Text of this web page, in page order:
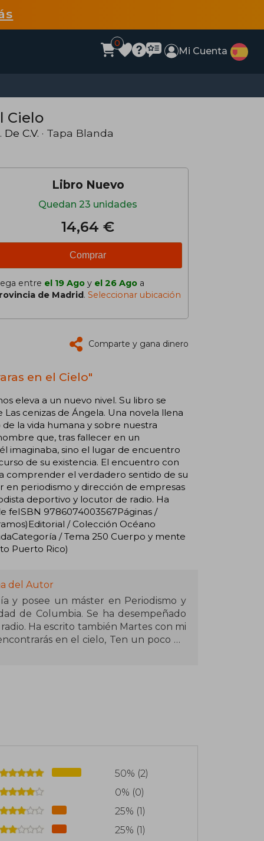
0
Mi Cuenta
Cielo
C.V. · Tapa Blanda
Libro Nuevo
Quedan 23 unidades
14,64 €
Comprar
entre el 19 Ago y el 26 Ago a
de Madrid. Seleccionar ubicación
Comparte y gana dinero
en el Cielo"
eleva a un nuevo nivel. Su libro se
cenizas de Ángela. Una novela llena
la vida humana y sobre nuestra
que, tras fallecer en un
imaginaba, sino el lugar de encuentro
de su existencia. El encuentro con
comprender el verdadero sentido de su
en periodismo y dirección de empresas
deportivo y locutor de radio. Ha
feISBN 9786074003567Páginas /
/ Colección Océano
/ Tema 250 Cuerpo y mente
Puerto Rico)
del Autor
y posee un máster en Periodismo y
de Columbia. Se ha desempeñado
Ha escrito también Martes con mi
en el cielo, Ten un poco de
50% (2)
0% (0)
25% (1)
25% (1)